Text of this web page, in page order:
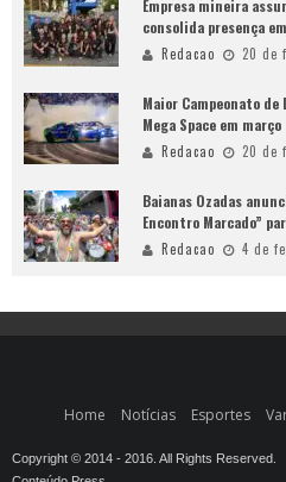
Empresa mineira
consolida presença
Redacao 20 de
Maior Campeonato
Mega Space em março
Redacao 20 de
Baianas Ozadas
Encontro Marcado”
Redacao 4 de
Home Notícias Esportes
Copyright © 2014 - 2016. All Rights Reserved.